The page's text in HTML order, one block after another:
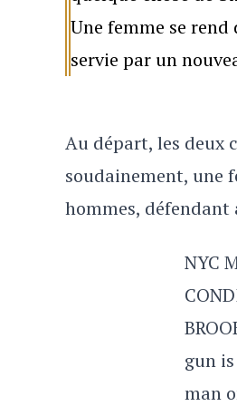
Une femme se
servie par un
Au départ, les deux
soudainement, une
hommes,
NYC
gun
man